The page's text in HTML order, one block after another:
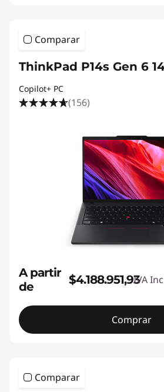
Comparar
ThinkPad P14s Gen 6
Copilot+ PC
(156)
A partir
de
$4.188.951,93IVA
Comprar
Comparar